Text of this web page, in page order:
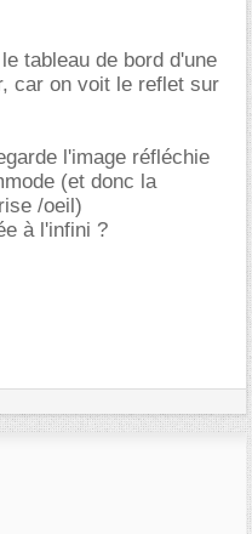
tableau de bord d'une
car on voit le reflet sur
l'image réfléchie
(et donc la
/oeil)
à l'infini ?